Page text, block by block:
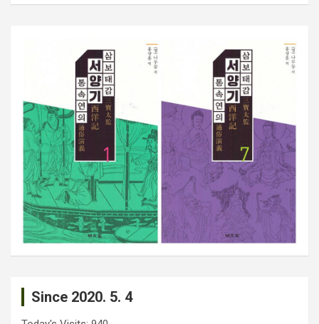
Since 2020. 5. 4